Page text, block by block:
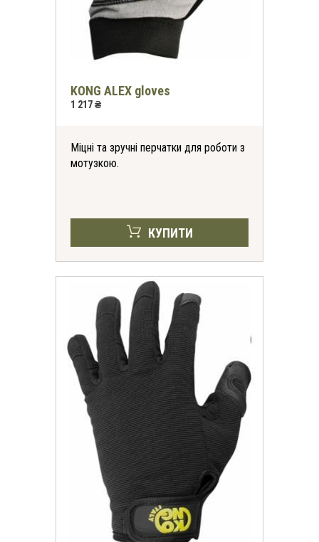
KONG ALEX gloves
1 217 ₴
Міцні та зручні перчатки для роботи з
мотузкою.
КУПИТИ